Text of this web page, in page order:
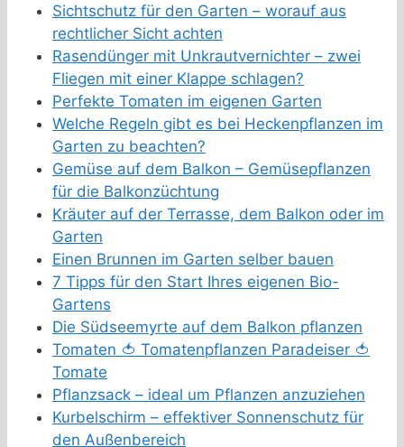
Sichtschutz für den Garten – worauf aus
rechtlicher Sicht achten
Rasendünger mit Unkrautvernichter – zwei
Fliegen mit einer Klappe schlagen?
Perfekte Tomaten im eigenen Garten
Welche Regeln gibt es bei Heckenpflanzen im
Garten zu beachten?
Gemüse auf dem Balkon – Gemüsepflanzen
für die Balkonzüchtung
Kräuter auf der Terrasse, dem Balkon oder im
Garten
Einen Brunnen im Garten selber bauen
7 Tipps für den Start Ihres eigenen Bio-
Gartens
Die Südseemyrte auf dem Balkon pflanzen
Tomaten 🍅 Tomatenpflanzen Paradeiser 🍅
Tomate
Pflanzsack – ideal um Pflanzen anzuziehen
Kurbelschirm – effektiver Sonnenschutz für
den Außenbereich